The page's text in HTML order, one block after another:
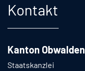
Kontakt
Kanton Obwalden
Staatskanzlei